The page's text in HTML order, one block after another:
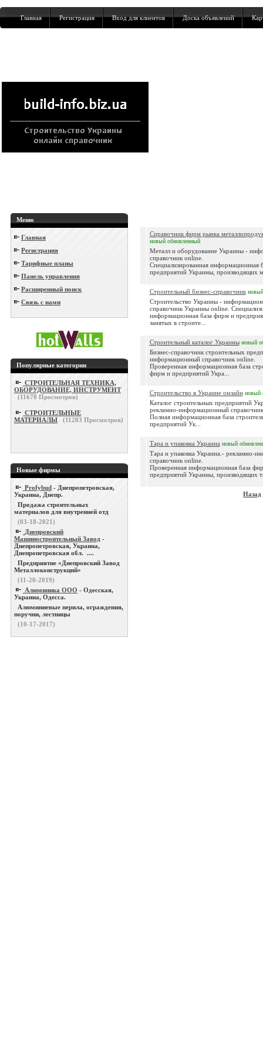
Главная Регистрация Вход для клиентов Доска объявлений
Меню
Главная
Регистрация
Тарифные планы
Панель управления
Расширенный поиск
Связь с нами
Популярные категории
СТРОИТЕЛЬНАЯ ТЕХНИКА,
ОБОРУДОВАНИЕ, ИНСТРУМЕНТ
(11678 Просмотров)
СТРОИТЕЛЬНЫЕ
МАТЕРИАЛЫ
(11283 Просмотров)
Новые фирмы
Profybud - Днепропетровская,
Украина, Днепр.
Продажа строительных
материалов для внутренней отд
(03-18-2021)
Днепровский
Машиностроительный Завод -
Днепропетровская, Украина,
Днепропетровская обл. ....
Предприятие «Днепровский Завод
Металлоконструкций»
(11-20-2019)
Алюминика ООО - Одесская,
Украина, Одесса.
Алюминиевые перила, ограждения,
поручни, лестницы
(10-17-2017)
Справочник фирм рынка
новый обновленный
Металл и оборудование Украины -
справочник online.
Специализированная информационная
предприятий Украины, производящих
Строительный бизнес-справочник новый
Строительство Украины -
справочник Украины online.
информационная база фирм и
занятых в строите...
Строительный каталог Украины новый
Бизнес-справочник строительных
информационный справочник online.
Проверенная информационная база
фирм и предприятий Укра...
Строительство в Украине онлайн новый
Каталог строительных предприятий
рекламно-информационный
Полная информационная база
предприятий Ук...
Тара и упаковка Украина новый
Тара и упаковка Украина.- рекламно-
справочник online.
Проверенная информационная база
предприятий Украины, производящих
Назад